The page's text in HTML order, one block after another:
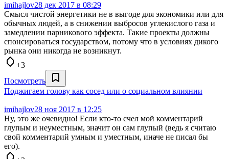
imihajlov28 дек 2017 в 08:29
Смысл чистой энергетики не в выгоде для экономики или для
обычных людей, а в снижении выбросов углекислого газа и
замедлении парникового эффекта. Такие проекты должны
спонсироваться государством, потому что в условиях дикого
рынка они никогда не возникнут.
+3
Посмотреть
Поджигаем голову как сосед или о социальном влиянии
imihajlov28 ноя 2017 в 12:25
Ну, это же очевидно! Если кто-то счел мой комментарий
глупым и неуместным, значит он сам глупый (ведь я считаю
свой комментарий умным и уместным, иначе не писал бы
его).